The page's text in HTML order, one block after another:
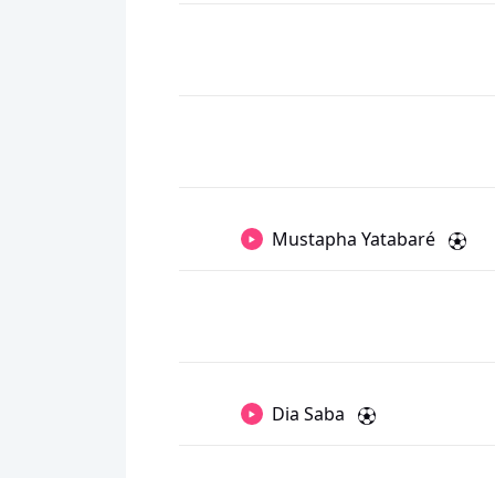
Mustapha Yatabaré
Dia Saba